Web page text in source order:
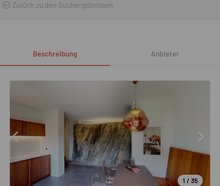
Zurück zu den Suchergebnissen
Beschreibung Anbieter
1 / 35